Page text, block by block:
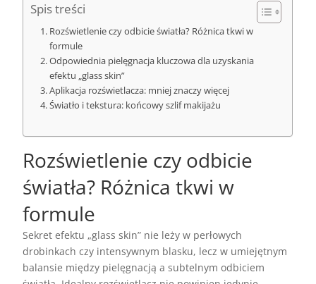
Spis treści
Rozświetlenie czy odbicie światła? Różnica tkwi w
formule
Odpowiednia pielęgnacja kluczowa dla uzyskania
efektu „glass skin”
Aplikacja rozświetlacza: mniej znaczy więcej
Światło i tekstura: końcowy szlif makijażu
Rozświetlenie czy odbicie
światła? Różnica tkwi w
formule
Sekret efektu „glass skin” nie leży w perłowych
drobinkach czy intensywnym blasku, lecz w umiejętnym
balansie między pielęgnacją a subtelnym odbiciem